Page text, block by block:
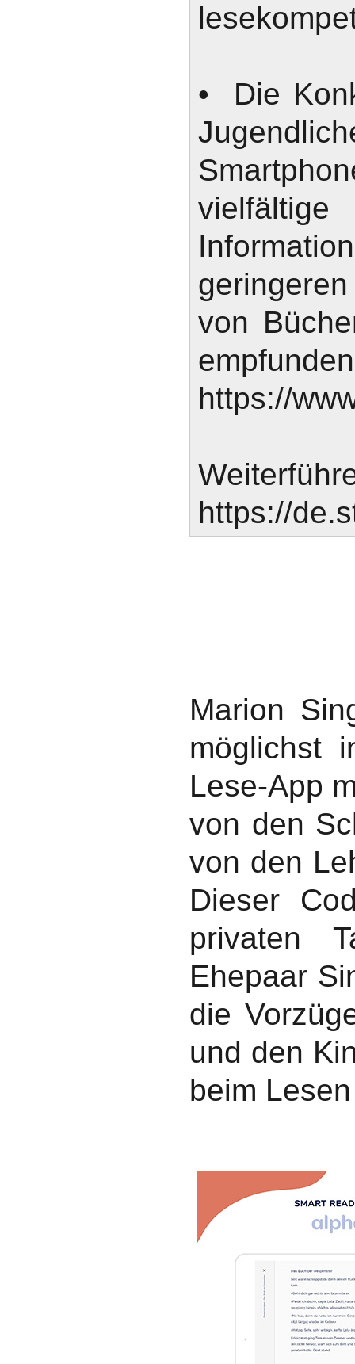
• Die
von
https://
https://
Marion
möglichst
Lese-App
von den
von den
Dieser
privaten
Ehepaar
die
und den
beim